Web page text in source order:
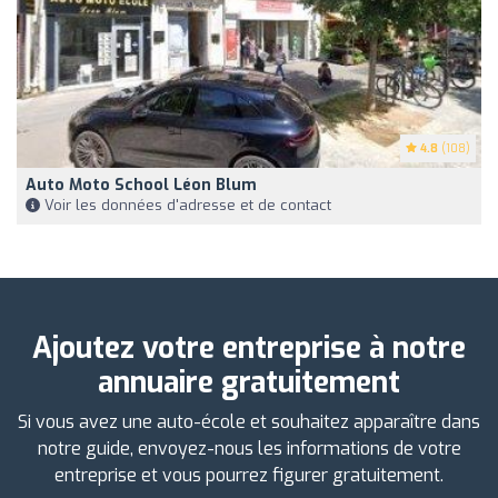
4.8 (108)
Auto Moto School Léon Blum
Voir les données d'adresse et de contact
Ajoutez votre entreprise à notre
annuaire gratuitement
Si vous avez une auto-école et souhaitez apparaître dans
notre guide, envoyez-nous les informations de votre
entreprise et vous pourrez figurer gratuitement.